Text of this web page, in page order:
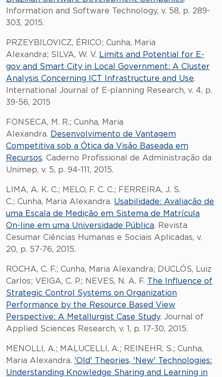
Information and Software Technology, v. 58, p. 289-
303, 2015.
PRZEYBILOVICZ, ÉRICO; Cunha, Maria
Alexandra; SILVA, W. V. Limits and Potential for E-
gov and Smart City in Local Government: A Cluster
Analysis Concerning ICT Infrastructure and Use.
International Journal of E-planning Research, v. 4, p.
39-56, 2015
FONSECA, M. R.; Cunha, Maria
Alexandra. Desenvolvimento de Vantagem
Competitiva sob a Ótica da Visão Baseada em
Recursos. Caderno Profissional de Administração da
Unimep, v. 5, p. 94-111, 2015.
LIMA, A. K. C.; MELO, F. C. C.; FERREIRA, J. S.
C.; Cunha, Maria Alexandra. Usabilidade: Avaliação de
uma Escala de Medição em Sistema de Matrícula
On-line em uma Universidade Pública. Revista
Cesumar Ciências Humanas e Sociais Aplicadas, v.
20, p. 57-76, 2015.
ROCHA, C. F.; Cunha, Maria Alexandra; DUCLÓS, Luiz
Carlos; VEIGA, C. P.; NEVES, N. A. F. The Influence of
Strategic Control Systems on Organization
Performance by the Resource Based View
Perspective: A Metallurgist Case Study. Journal of
Applied Sciences Research, v. 1, p. 17-30, 2015.
MENOLLI, A.; MALUCELLI, A.; REINEHR, S.; Cunha,
Maria Alexandra. 'Old' Theories, 'New' Technologies:
Understanding Knowledge Sharing and Learning in